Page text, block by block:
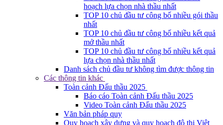
hoạch lựa chọn nhà thầu nhất
TOP 10 chủ đầu tư công bố nhiều gói thầu
nhất
TOP 10 chủ đầu tư công bố nhiều kết quả
mở thầu nhất
TOP 10 chủ đầu tư công bố nhiều kết quả
lựa chọn nhà thầu nhất
Danh sách chủ đầu tư không tìm được thông tin
Các thông tin khác
Toàn cảnh Đấu thầu 2025
Báo cáo Toàn cảnh Đấu thầu 2025
Video Toàn cảnh Đấu thầu 2025
Văn bản pháp quy
Quy hoạch xây dựng và quy hoạch đô thị Việt